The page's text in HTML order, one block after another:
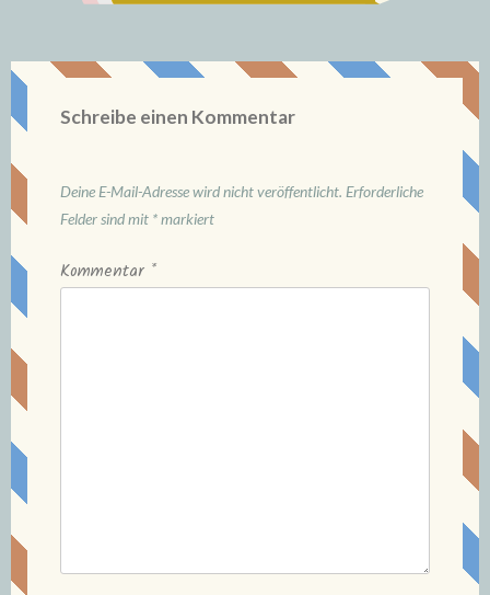
Schreibe einen Kommentar
Deine E-Mail-Adresse wird nicht veröffentlicht. Erforderliche
Felder sind mit *markiert
Kommentar *